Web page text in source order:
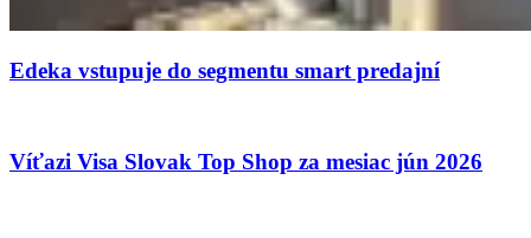
Edeka vstupuje do segmentu smart predajní
Víťazi Visa Slovak Top Shop za mesiac jún 2026